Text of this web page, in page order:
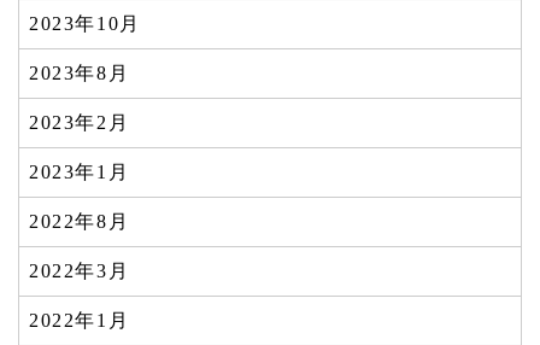
2023年10月
2023年8月
2023年2月
2023年1月
2022年8月
2022年3月
2022年1月